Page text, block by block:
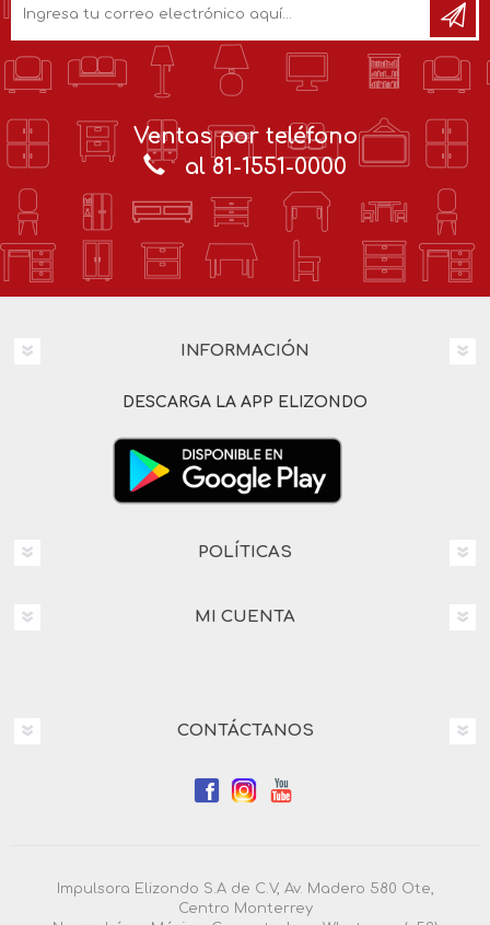
Ventas por teléfono
al 81-1551-0000
INFORMACIÓN
DESCARGA LA APP ELIZONDO
POLÍTICAS
MI CUENTA
CONTÁCTANOS
Impulsora Elizondo S.A de C.V, Av. Madero 580 Ote,
Centro Monterrey